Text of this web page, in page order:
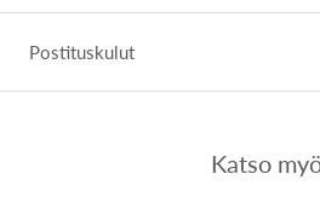
Postituskulut
Katso